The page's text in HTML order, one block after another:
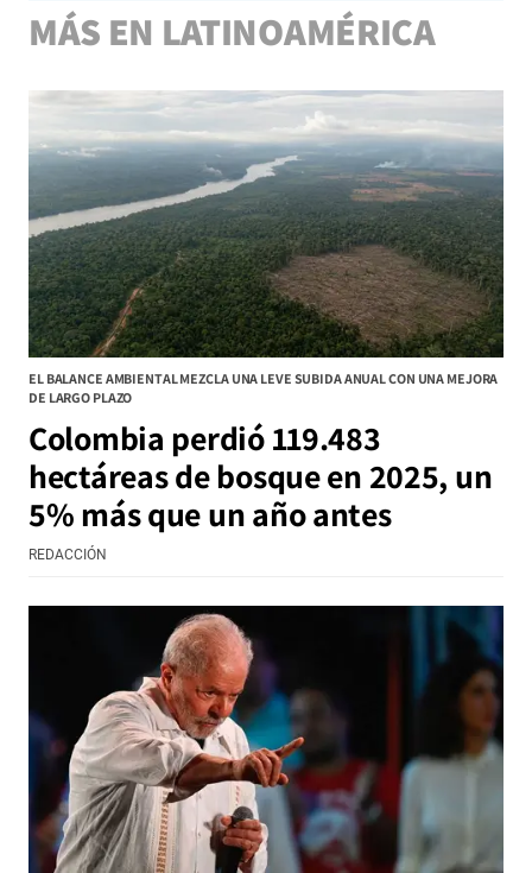
MÁS EN LATINOAMÉRICA
EL BALANCE AMBIENTAL MEZCLA UNA LEVE SUBIDA ANUAL CON UNA MEJORA
DE LARGO PLAZO
Colombia perdió 119.483
hectáreas de bosque en 2025, un
5% más que un año antes
REDACCIÓN